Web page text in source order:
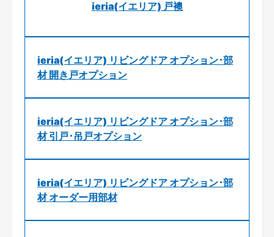
ieria(イエリア) 戸襖
ieria(イエリア) リビングドア オプション･部
材 開き戸オプション
ieria(イエリア) リビングドア オプション･部
材 引戸･吊戸オプション
ieria(イエリア) リビングドア オプション･部
材 オーダー用部材